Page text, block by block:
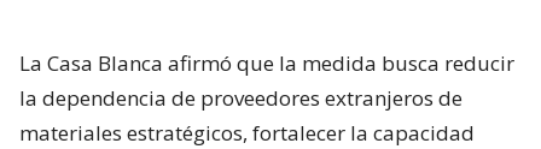
La Casa Blanca afirmó que la medida busca reducir
la dependencia de proveedores extranjeros de
materiales estratégicos, fortalecer la capacidad